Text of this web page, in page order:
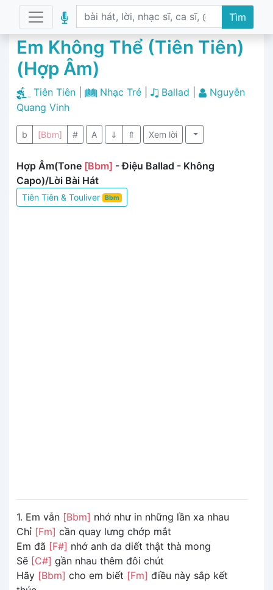
Tìm
Em Không Thể (Tiên Tiên)
(Hợp Âm)
Tiên Tiên Nhạc Trẻ| Ballad
Nguyễn
Quang Vinh
b [Bbm] # A ⇓ ⇑ Xem lời
Hợp Âm(Tone [Bbm] - Điệu Ballad - Không
Capo)/Lời Bài Hát
Tiên Tiên & Touliver Bbm
1. Em vẫn [Bbm] nhớ như in những lần xa nhau
Chỉ [Fm] cần quay lưng chớp mắt
Em đã [F#] nhớ anh da diết thật thà mong
Sẽ [C#] gần nhau thêm đôi chút
Hãy [Bbm] cho em biết [Fm] điều này sắp kết